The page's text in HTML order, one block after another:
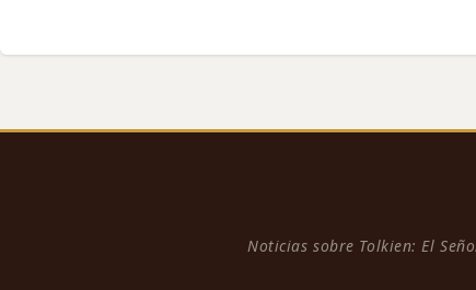
Noticias sobre Tolkien: El